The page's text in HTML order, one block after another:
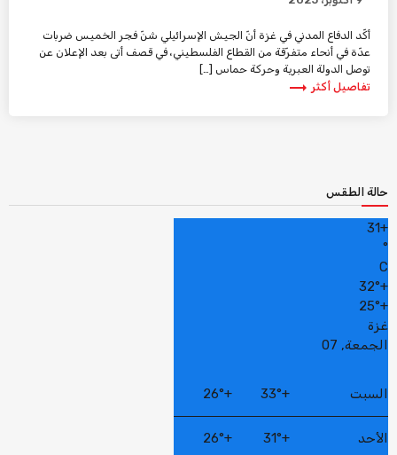
أكّد الدفاع المدني في غزة أنّ الجيش الإسرائيلي شنّ فجر الخميس ضربات
عدّة في أنحاء متفرّقة من القطاع الفلسطيني، في قصف أتى بعد الإعلان عن
توصل الدولة العبرية وحركة حماس […]
تفاصيل أكثر trending_flat
حالة الطقس
+
31
°
C
+
32°
+
25°
غزة
الجمعة, 07
السبت +
33°
+
26°
الأحد +
31°
+
26°